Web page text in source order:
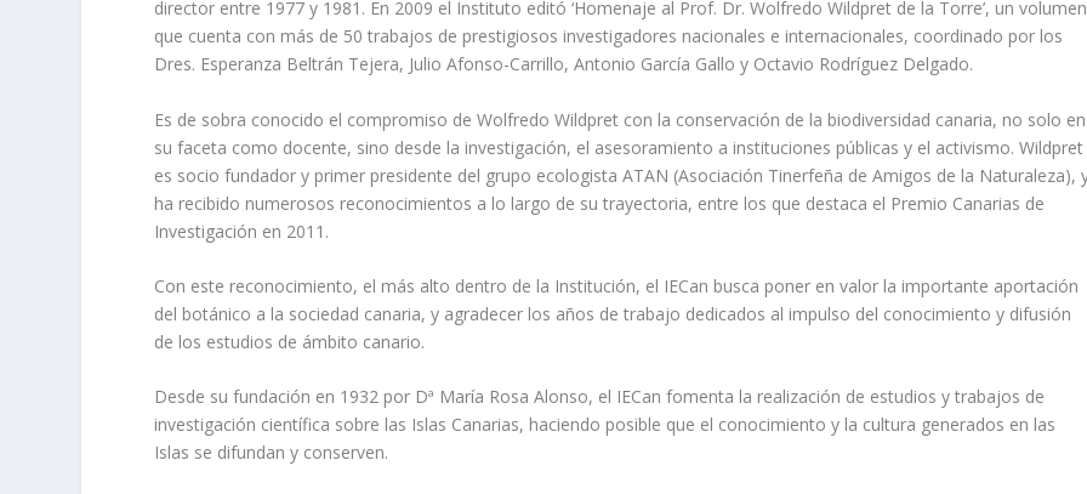
director entre 1977 y 1981. En 2009 el Instituto editó ‘Homenaje al Prof. Dr. Wolfredo Wildpret de la Torre’, un volumen
que cuenta con más de 50 trabajos de prestigiosos investigadores nacionales e internacionales, coordinado por los
Dres. Esperanza Beltrán Tejera, Julio Afonso-Carrillo, Antonio García Gallo y Octavio Rodríguez Delgado.
Es de sobra conocido el compromiso de Wolfredo Wildpret con la conservación de la biodiversidad canaria, no solo en
su faceta como docente, sino desde la investigación, el asesoramiento a instituciones públicas y el activismo. Wildpret
es socio fundador y primer presidente del grupo ecologista ATAN (Asociación Tinerfeña de Amigos de la Naturaleza),
ha recibido numerosos reconocimientos a lo largo de su trayectoria, entre los que destaca el Premio Canarias de
Investigación en 2011.
Con este reconocimiento, el más alto dentro de la Institución, el IECan busca poner en valor la importante aportación
del botánico a la sociedad canaria, y agradecer los años de trabajo dedicados al impulso del conocimiento y difusión
de los estudios de ámbito canario.
Desde su fundación en 1932 por Dª María Rosa Alonso, el IECan fomenta la realización de estudios y trabajos de
investigación científica sobre las Islas Canarias, haciendo posible que el conocimiento y la cultura generados en las
Islas se difundan y conserven.